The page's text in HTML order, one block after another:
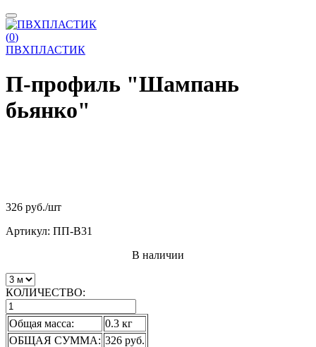
(0)
ПВХПЛАСТИК
П-профиль "Шампань
бьянко"
326 руб./шт
Артикул: ПП-В31
В наличии
КОЛИЧЕСТВО:
Общая масса:
0.3 кг
ОБЩАЯ СУММА: 326 руб.